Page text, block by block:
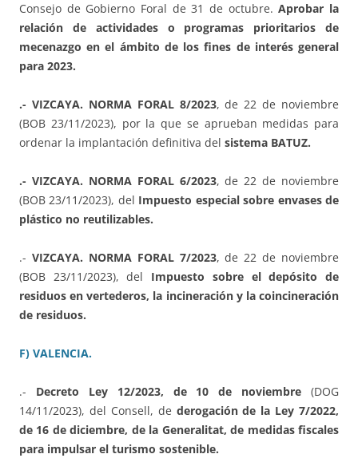
Consejo de Gobierno Foral de 31 de octubre.Aprobar la
relación de actividades o programas prioritarios de
mecenazgo en el ámbito de los fines de interés general
para 2023.
.- VIZCAYA. NORMA FORAL 8/2023, de 22 de noviembre
(BOB 23/11/2023), por la que se aprueban medidas para
ordenar la implantación definitiva del sistema BATUZ.
.- VIZCAYA. NORMA FORAL 6/2023, de 22 de noviembre
(BOB 23/11/2023), del Impuesto especial sobre envases de
plástico no reutilizables.
.- VIZCAYA. NORMA FORAL 7/2023, de 22 de noviembre
(BOB 23/11/2023), del Impuesto sobre el depósito de
residuos en vertederos, la incineración y la coincineración
de residuos.
F) VALENCIA.
.- Decreto Ley 12/2023, de 10 de noviembre (DOG
14/11/2023), del Consell, de derogación de la Ley 7/2022,
de 16 de diciembre, de la Generalitat, de medidas fiscales
para impulsar el turismo sostenible.